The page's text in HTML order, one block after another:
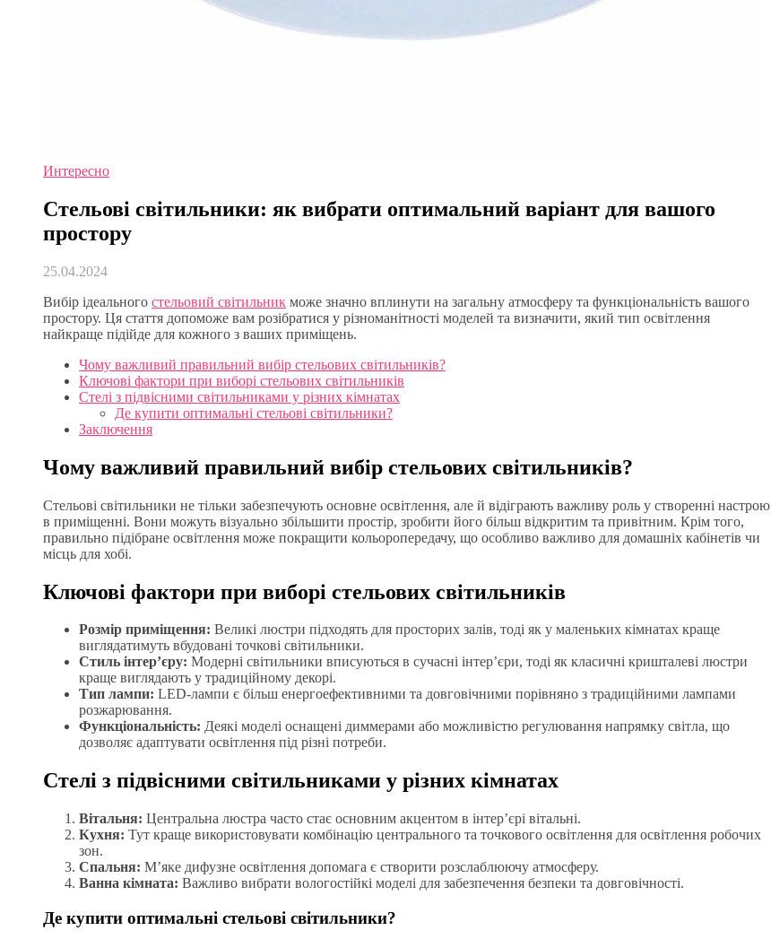
Интересно
Стельові світильники: як вибрати оптимальний варіант для вашого
простору
25.04.2024
Вибір ідеального стельовий світильник може значно вплинути на загальну атмосферу та функціональність вашого
простору. Ця стаття допоможе вам розібратися у різноманітності моделей та визначити, який тип освітлення
найкраще підійде для кожного з ваших приміщень.
Чому важливий правильний вибір стельових світильників?
Ключові фактори при виборі стельових світильників
Стелі з підвісними світильниками у різних кімнатах
Де купити оптимальні стельові світильники?
Заключення
Чому важливий правильний вибір стельових світильників?
Стельові світильники не тільки забезпечують основне освітлення, але й відіграють важливу роль у створенні настрою
в приміщенні. Вони можуть візуально збільшити простір, зробити його більш відкритим та привітним. Крім того,
правильно підібране освітлення може покращити кольоропередачу, що особливо важливо для домашніх кабінетів чи
місць для хобі.
Ключові фактори при виборі стельових світильників
Розмір приміщення: Великі люстри підходять для просторих залів, тоді як у маленьких кімнатах краще
виглядатимуть вбудовані точкові світильники.
Стиль інтер’єру: Модерні світильники вписуються в сучасні інтер’єри, тоді як класичні кришталеві люстри
краще виглядають у традиційному декорі.
Тип лампи: LED-лампи є більш енергоефективними та довговічними порівняно з традиційними лампами
розжарювання.
Функціональність: Деякі моделі оснащені диммерами або можливістю регулювання напрямку світла, що
дозволяє адаптувати освітлення під різні потреби.
Стелі з підвісними світильниками у різних кімнатах
Вітальня: Центральна люстра часто стає основним акцентом в інтер’єрі вітальні.
Кухня: Тут краще використовувати комбінацію центрального та точкового освітлення для освітлення робочих
зон.
Спальня: М’яке дифузне освітлення допомага є створити розслаблюючу атмосферу.
Ванна кімната: Важливо вибрати вологостійкі моделі для забезпечення безпеки та довговічності.
Де купити оптимальні стельові світильники?